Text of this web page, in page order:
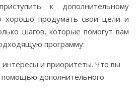
к дополнительному
хорошо продумать свои цели и
шагов, которые помогут вам
программу:
и приоритеты. Что вы
помощью дополнительного